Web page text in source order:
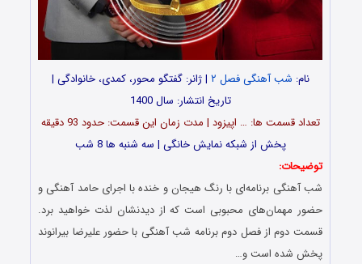
نام: شب آهنگی فصل ۲
| ژانر: گفتگو محور، کمدی، خانوادگی |
تاریخ انتشار: سال 1400
تعداد قسمت ها: … اپیزود | مدت زمان این قسمت: حدود 93 دقیقه
پخش از شبکه نمایش خانگی | سه شنبه ها 8 شب
توضیحات:
شب آهنگی برنامه‌ای با رنگ هیجان و خنده با اجرای حامد آهنگی و
حضور مهمان‌های محبوبی است که از دیدنشان لذت خواهید برد.
قسمت دوم از فصل دوم برنامه شب آهنگی با حضور علیرضا بیرانوند
پخش شده است و…